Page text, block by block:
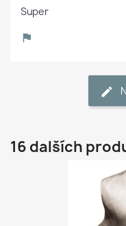
Super
16 dalších